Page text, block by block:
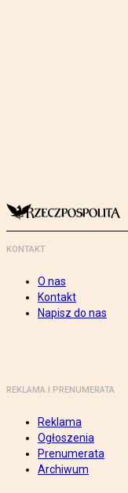
KONTAKT
O nas
Kontakt
Napisz do nas
REKLAMA I PRENUMERATA
Reklama
Ogłoszenia
Prenumerata
Archiwum